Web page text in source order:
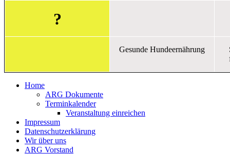
?
Gesunde Hundeernährung
Home
ARG Dokumente
Terminkalender
Veranstaltung einreichen
Impressum
Datenschutzerklärung
Wir über uns
ARG Vorstand